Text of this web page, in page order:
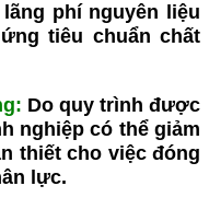
phí nguyên liệu
tiêu chuẩn chất
: Do quy trình được
nghiệp có thể giảm
thiết cho việc đóng
lực.